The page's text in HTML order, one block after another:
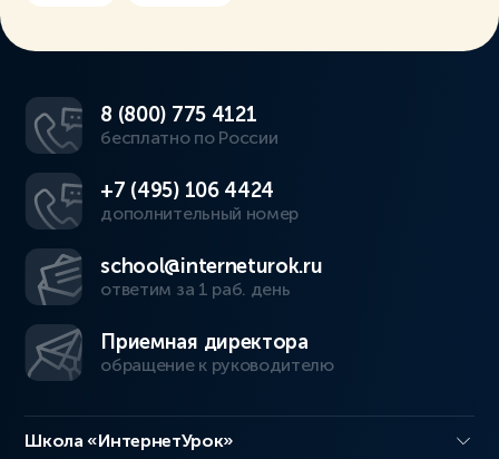
8 (800) 775 4121
бесплатно по России
+7 (495) 106 4424
дополнительный номер
school@interneturok.ru
ответим за 1 раб. день
Приемная директора
обращение к руководителю
Школа «ИнтернетУрок»